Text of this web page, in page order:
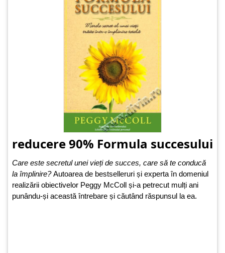
reducere 90% Formula succesului
Care este secretul unei vieți de succes, care să te conducă
la împlinire?Autoarea de bestselleruri și experta în domeniul
realizării obiectivelor Peggy McColl și-a petrecut mulți ani
punându-și această întrebare și căutând răspunsul la ea.